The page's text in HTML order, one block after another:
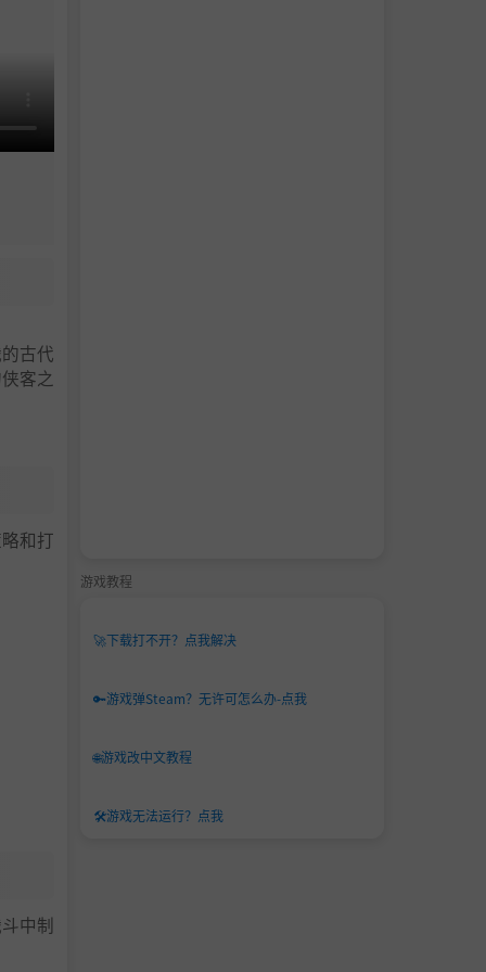
古代
客之
和打
中制
游戏教程
🚀下载打不开？点我解决
🔑游戏弹Steam？无许可怎么办-点我
🌐游戏改中文教程
🛠️游戏无法运行？点我